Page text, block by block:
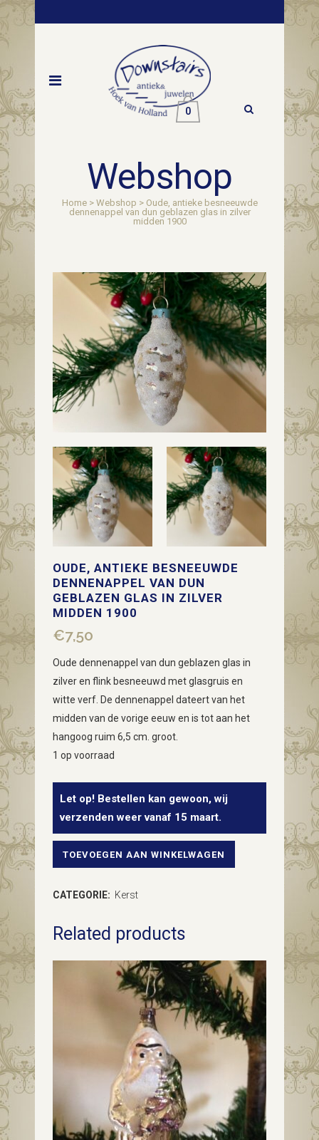
0
Webshop
Home> Webshop > Oude, antieke besneeuwde
dennenappel van dun geblazen glas in zilver
midden 1900
OUDE, ANTIEKE BESNEEUWDE
DENNENAPPEL VAN DUN
GEBLAZEN GLAS IN ZILVER
MIDDEN 1900
€7,50
Oude dennenappel van dun geblazen glas in
zilver en flink besneeuwd met glasgruis en
witte verf. De dennenappel dateert van het
midden van de vorige eeuw en is tot aan het
hangoog ruim 6,5 cm. groot.
1 op voorraad
Let op! Bestellen kan gewoon, wij
verzenden weer vanaf 15 maart.
Oude,
dennenappel
van
midden
TOEVOEGEN AAN WINKELWAGEN
CATEGORIE: Kerst
Related products